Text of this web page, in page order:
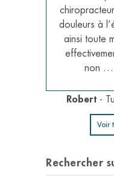
douleurs à
ainsi toute
non …
Robert -
Voir
Rechercher